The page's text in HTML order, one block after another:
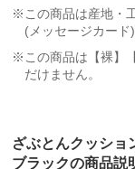
※この商品は産地・
(メッセージカード
※この商品は【裸】
だけません。
ざぶとんクッショ
ブラックの商品説